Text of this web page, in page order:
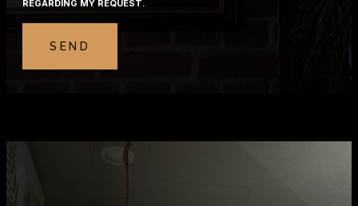
REGARDING MY REQUEST.
SEND